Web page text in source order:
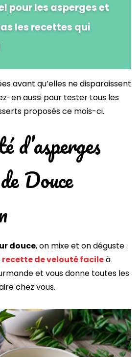
pour les asperges et
les recettes qui
avant qu’elles ne disparaissent
en aussi pour tester tous les
proposés ce mois-ci.
d’asperges
Douce
douce, on mixe et on déguste :
recette de velouté facileà
et vous donne toutes les
chez vous.